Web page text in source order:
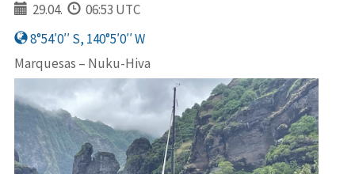
29.04.
06:53 UTC
8°54′0′′ S, 140°5′0′′ W
Marquesas – Nuku-Hiva